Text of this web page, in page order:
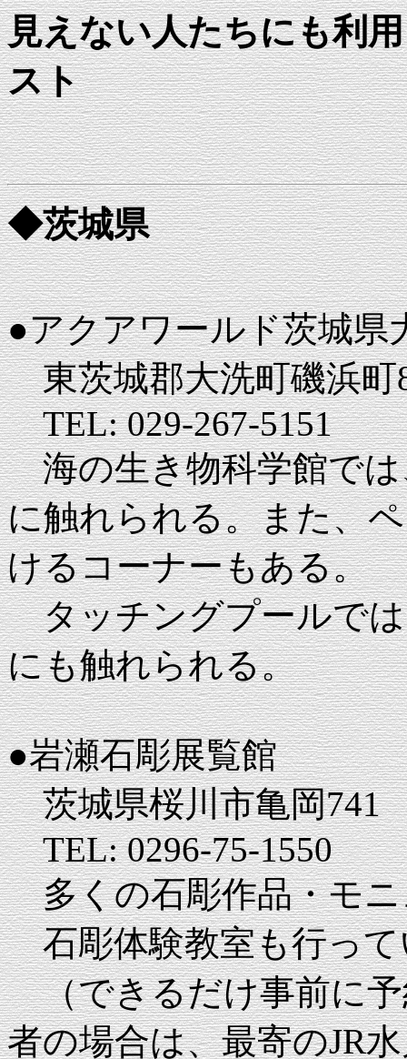
見えない人たちにも利
スト
◆茨城県
●アクアワールド茨城県
東茨城郡大洗町磯浜町
TEL: 029-267-5151
海の生き物科学館では
に触れられる。また、
けるコーナーもある。
タッチングプールでは
にも触れられる。
●岩瀬石彫展覧館
茨城県桜川市亀岡741
TEL: 0296-75-1550
多くの石彫作品・モニ
石彫体験教室も行って
（できるだけ事前に予
者の場合は、最寄のJR